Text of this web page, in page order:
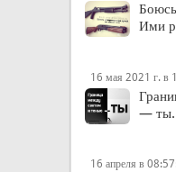
Ими
16 мая 2021 г. в
— ты.
16 апреля в